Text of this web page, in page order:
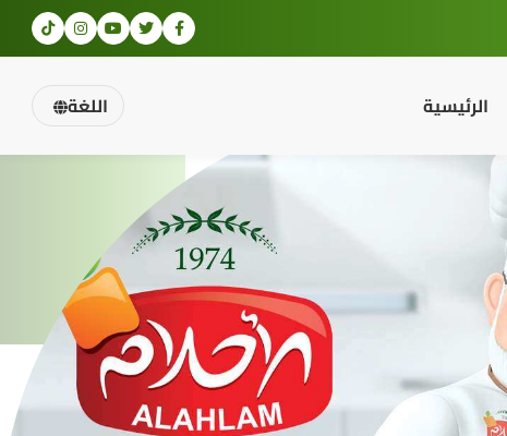
الرئيسية اللغة